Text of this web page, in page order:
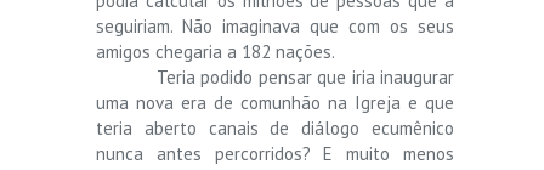
seguiriam. Não imaginava que com os seus
amigos chegaria a 182 nações.
Teria podido pensar que iria inaugurar
uma nova era de comunhão na Igreja e que
teria aberto canais de diálogo ecumênico
nunca antes percorridos? E muito menos